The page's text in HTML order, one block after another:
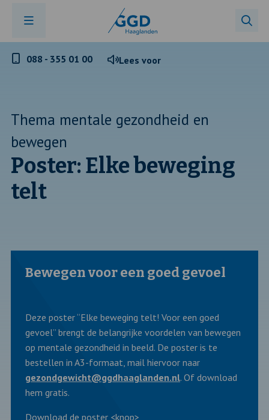
Telefoonnummer
088 - 355 01 00 Lees voor
Thema mentale gezondheid en
bewegen
Poster: Elke beweging
telt
Bewegen voor een goed gevoel
Deze poster “Elke beweging telt! Voor een goed
gevoel” brengt de belangrijke voordelen van bewegen
op mentale gezondheid in beeld. De poster is te
bestellen in A3-formaat, mail hiervoor naar
gezondgewicht@ggdhaaglanden.nl. Of download
hem gratis.
Download de poster <knop>